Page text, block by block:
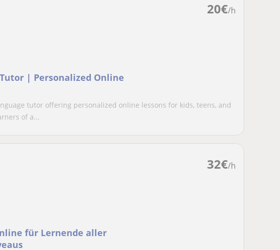
20€/h
| Personalized Online
tutor offering personalized online lessons for kids, teens, and
of a...
32€/h
für Lernende aller